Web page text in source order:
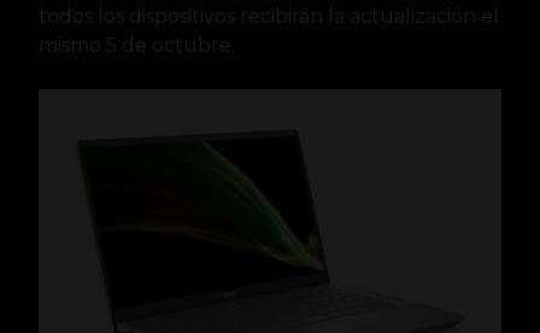
todos los dispositivos recibirán la actualización el
mismo 5 de octubre.